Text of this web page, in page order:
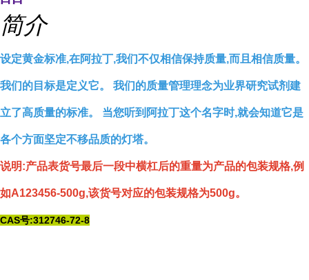
简介
设定黄金标准,在阿拉丁,我们不仅相信保持质量,而且相信质量。
我们的目标是定义它。 我们的质量管理理念为业界研究试剂建
立了高质量的标准。 当您听到阿拉丁这个名字时,就会知道它是
各个方面坚定不移品质的灯塔。
说明:产品表货号最后一段中横杠后的重量为产品的包装规格,例
如A123456-500g,该货号对应的包装规格为500g。
CAS号:312746-72-8